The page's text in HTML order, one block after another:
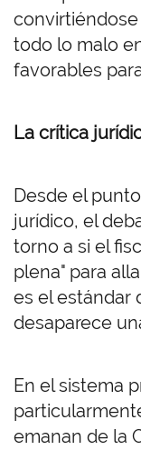
todo lo malo
favorables
La crítica
Desde el
jurídico, el
torno a si el
plena" para
es el estándar
desaparece
En el sistema
emanan de la